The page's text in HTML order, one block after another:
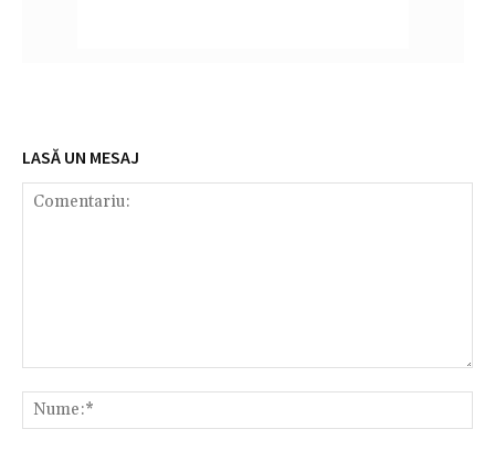
LASĂ UN MESAJ